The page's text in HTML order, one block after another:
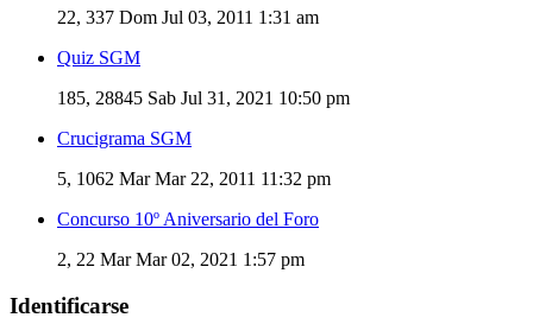
22, 337 Dom Jul 03, 2011 1:31 am
Quiz SGM
185, 28845 Sab Jul 31, 2021 10:50 pm
Crucigrama SGM
5, 1062 Mar Mar 22, 2011 11:32 pm
Concurso 10º Aniversario del Foro
2, 22 Mar Mar 02, 2021 1:57 pm
Identificarse